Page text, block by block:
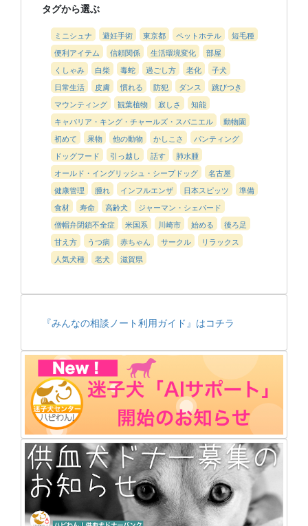
タグから選ぶ
ミニシュナ 避妊手術 東京都 ペットホテル
短毛種
便利アイテム
信頼関係 生活環境変化
部屋
くしゃみ
白柴 毒蛇 過ごし方 老化
子犬
日常生活
皮膚 慣れる 防犯 ダンス
跳びつき
マウンティング
観葉植物 寂しさ
知能
キャバリア・キング・チャールズ・スパニエル
動物園
初めて
果物 他の動物 かしこさ
パンティング
ドッグフード
引っ越し 話す
肺水腫
オールド・イングリッシュ・シープドッグ
名古屋
健康管理
腫れ インフルエンザ 日本スピッツ
準備
食材
寿命 高齢犬
ジャーマン・シェパード
僧帽弁閉鎖不全症
米国系 川崎市 始める
後ろ足
甘え方
うつ病 赤ちゃん サークル
リラックス
人気犬種
老犬 滋賀県
『みんなの相談ノート利用ガイド』はコチラ